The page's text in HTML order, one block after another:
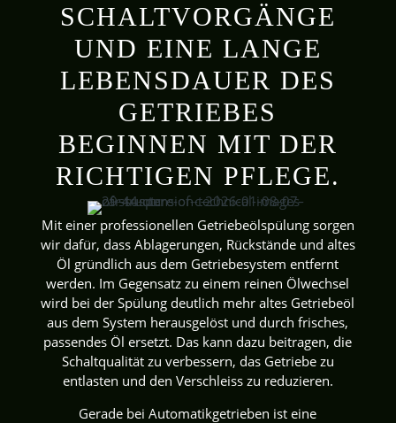
SCHALTVORGÄNGE
UND EINE LANGE
LEBENSDAUER DES
GETRIEBES
BEGINNEN MIT DER
RICHTIGEN PFLEGE.
Mit einer professionellen Getriebeölspülung sorgen
wir dafür, dass Ablagerungen, Rückstände und altes
Öl gründlich aus dem Getriebesystem entfernt
werden. Im Gegensatz zu einem reinen Ölwechsel
wird bei der Spülung deutlich mehr altes Getriebeöl
aus dem System herausgelöst und durch frisches,
passendes Öl ersetzt. Das kann dazu beitragen, die
Schaltqualität zu verbessern, das Getriebe zu
entlasten und den Verschleiss zu reduzieren.
Gerade bei Automatikgetrieben ist eine